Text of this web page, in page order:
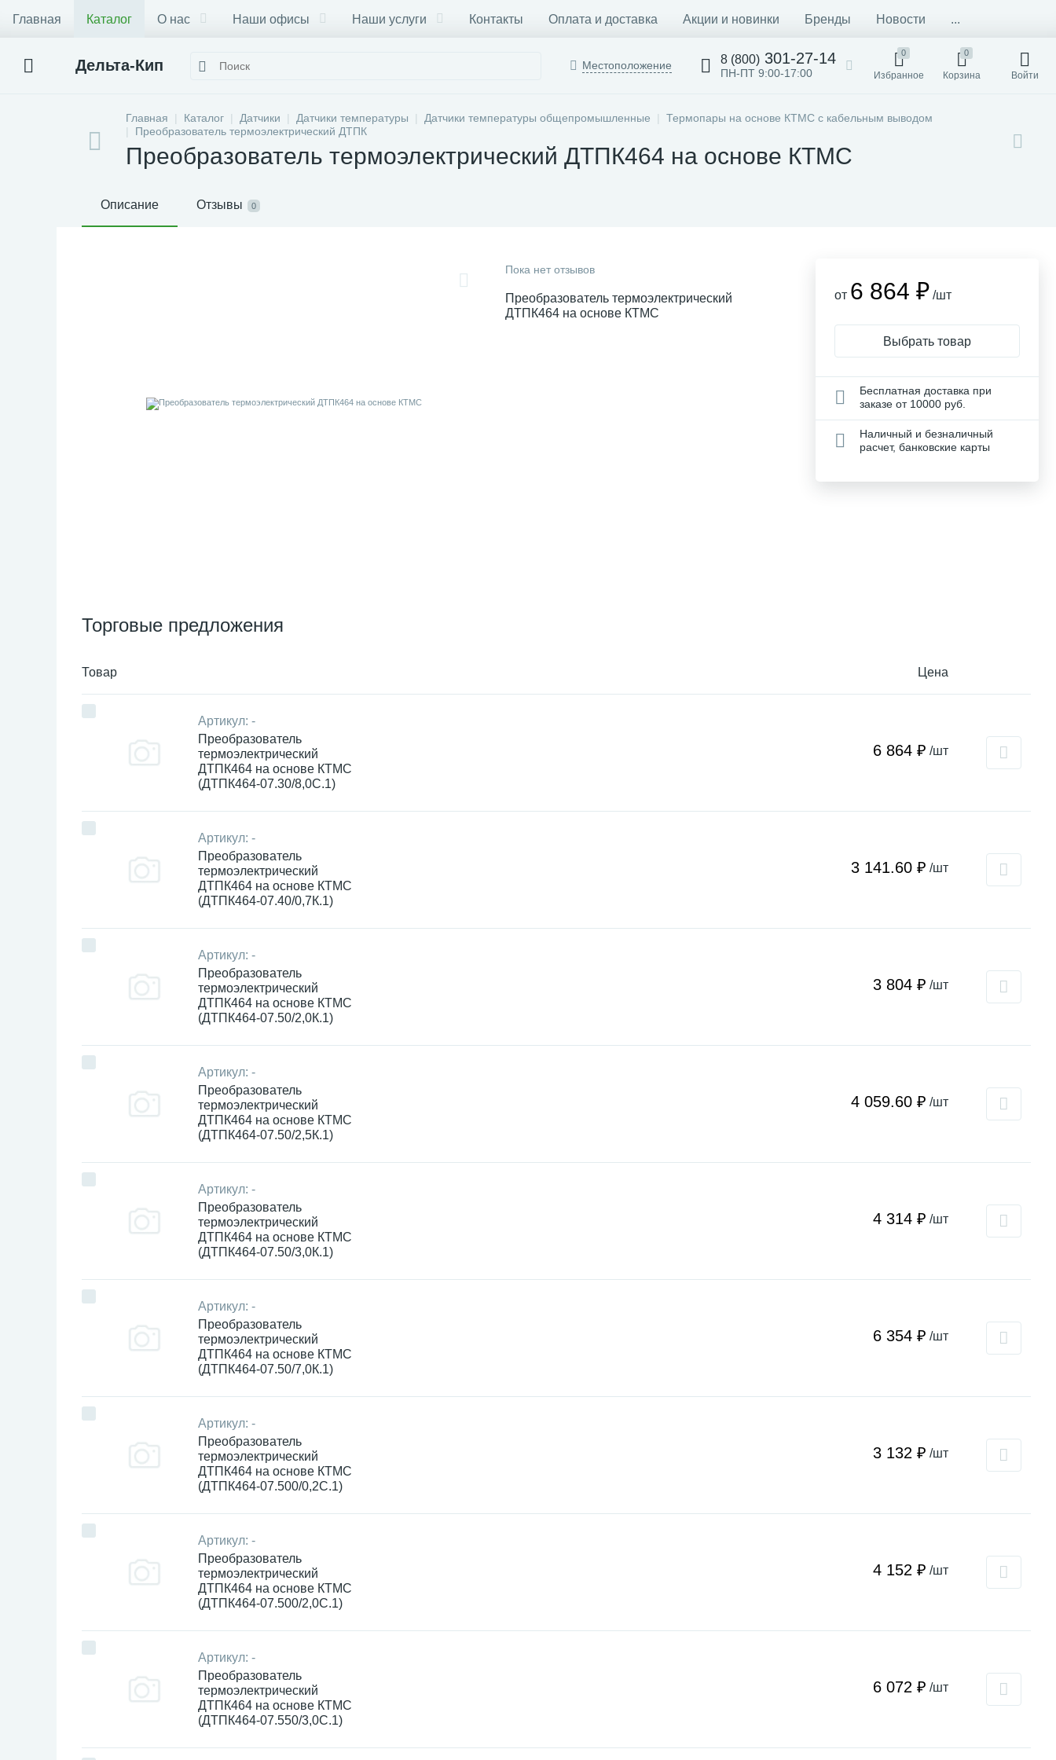
Главная Каталог О нас Наши офисы Наши услуги Контакты Оплата и доставка Акции и новинки Бренды Новости ...
Дельта-Кип Местоположение 8 (800) 301-27-14
ПН-ПТ 9:00-17:00
0
Избранное
0
Корзина Войти
Главная Каталог Датчики Датчики температуры Датчики температуры общепромышленные
Термопары на основе КТМС с кабельным выводом
Преобразователь термоэлектрический ДТПК
Преобразователь термоэлектрический ДТПК464 на основе КТМС
Описание Отзывы 0
Пока нет отзывов
Преобразователь термоэлектрический
ДТПК464 на основе КТМС
Торговые предложения
Товар Цена
Артикул: -
Преобразователь
термоэлектрический
ДТПК464 на основе КТМС
(ДТПК464-07.30/8,0С.1)
6 864 ₽ /шт
Артикул: -
Преобразователь
термоэлектрический
ДТПК464 на основе КТМС
(ДТПК464-07.40/0,7К.1)
3 141.60 ₽ /шт
Артикул: -
Преобразователь
термоэлектрический
ДТПК464 на основе КТМС
(ДТПК464-07.50/2,0К.1)
3 804 ₽ /шт
Артикул: -
Преобразователь
термоэлектрический
ДТПК464 на основе КТМС
(ДТПК464-07.50/2,5К.1)
4 059.60 ₽ /шт
Артикул: -
Преобразователь
термоэлектрический
ДТПК464 на основе КТМС
(ДТПК464-07.50/3,0К.1)
4 314 ₽ /шт
Артикул: -
Преобразователь
термоэлектрический
ДТПК464 на основе КТМС
(ДТПК464-07.50/7,0К.1)
6 354 ₽ /шт
Артикул: -
Преобразователь
термоэлектрический
ДТПК464 на основе КТМС
(ДТПК464-07.500/0,2С.1)
3 132 ₽ /шт
Артикул: -
Преобразователь
термоэлектрический
ДТПК464 на основе КТМС
(ДТПК464-07.500/2,0С.1)
4 152 ₽ /шт
Артикул: -
Преобразователь
термоэлектрический
ДТПК464 на основе КТМС
(ДТПК464-07.550/3,0С.1)
6 072 ₽ /шт
от 6 864 ₽ /шт
Выбрать товар
Бесплатная доставка при
заказе от 10000 руб.
Наличный и безналичный
расчет, банковские карты